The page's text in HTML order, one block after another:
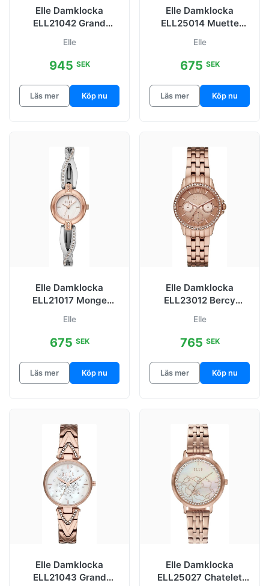
Elle Damklocka
ELL21042 Grand
stål Ø32 mm
Elle
945 SEK
Läs mer Köp nu
Elle Damklocka
ELL25014 Muette
guldstonat stål
Elle
675 SEK
Läs mer Köp nu
Elle Damklocka
ELL21017 Monge
Elle
675 SEK
Läs mer Köp nu
Elle Damklocka
ELL23012 Bercy
guldstonat stål
Elle
765 SEK
Läs mer Köp nu
Elle Damklocka
ELL21043 Grand
Elle Damklocka
ELL25027 Chatelet